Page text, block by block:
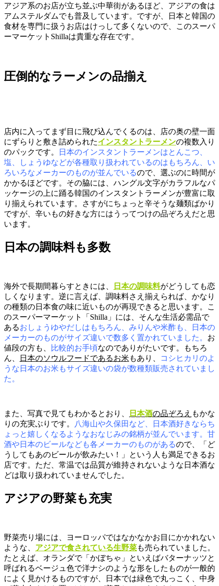
アジア系のお店が立ち並ぶ中華街があるほど、アジアの食は
アムステルダムでも普及しています。ですが、日本と韓国の
食材を専門に扱うお店はけっして多くないので、このスーパ
ーマーケットShillaは貴重な存在です。
圧倒的なラーメンの品揃え
店内に入ってまず目に飛び込んでくるのは、店の奥の壁一面
にずらりと敷き詰められたインスタントラーメンの複数入り
のパックです。
日本のインスタントラーメンはとんこつ、
塩、しょうゆなどが各種取り扱われているのはもちろん、い
ろいろなメーカーのものが並んでいるので、選ぶのに時間が
かかるほどです。その脇には、ハングル文字がカラフルなパ
ッケージの上に踊る韓国のインスタントラーメンが豊富に取
り揃えられています。さすがにちょっと辛そうな麺類ばかり
ですが、辛いもの好きな方にはうってつけの品ぞろえだと思
います。
日本の調味料も多数
海外で長期間暮らすときには、 日本の調味料がどうしても恋
しくなります。逆に言えば、調味料さえ揃えられば、かなり
の種類の日本食の味に近いものが再現できると思います。こ
のスーパーマーケット「Shilla」には、そんな生活必需品で
あるおしょうゆやだしはもちろん、みりんや米酢も、日本の
メーカーのものがサイズ違いで数多く置かれていました。 お
値段の方も、
比較的お手頃なのでありがたいです。もちろ
ん、
日本のソウルフードであるお米もあり、
コシヒカリのよ
うな日本のお米もサイズ違いの袋が数種類販売されていまし
た。
また、写真で見てもわかるとおり、 日本酒の品ぞろえ もかな
りの充実ぶりです。
八海山や久保田など、日本酒好きならち
ょっと嬉しくなるようなおなじみの銘柄が並んでいます。甘
酒や日本のビールなども各メーカーのものがあるので、「ど
うしてもあのビールが飲みたい！」という人も満足できるお
店です。ただ、常温では品質が維持されないような日本酒な
どは取り扱われていませんでした。
アジアの野菜も充実
野菜売り場には、ヨーロッパではなかなかお目にかかれない
ような、 アジアで食されている生野菜も売られていました。
たとえば、オランダで「かぼちゃ」といえばバターナッツと
呼ばれるベージュ色で洋ナシのような形をしたものが一般的
によく見かけるものですが、日本では緑色で丸っこく、中身